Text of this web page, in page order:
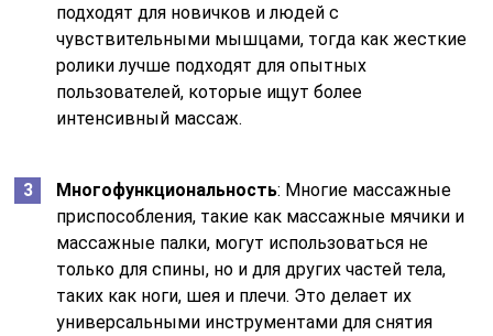
подходят для новичков и людей с
чувствительными мышцами, тогда как жесткие
ролики лучше подходят для опытных
пользователей, которые ищут более
интенсивный массаж.
Многофункциональность: Многие массажные
приспособления, такие как массажные мячики и
массажные палки, могут использоваться не
только для спины, но и для других частей тела,
таких как ноги, шея и плечи. Это делает их
универсальными инструментами для снятия